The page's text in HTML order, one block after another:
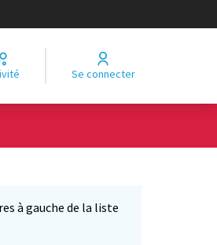
Se connecter
à gauche de la liste